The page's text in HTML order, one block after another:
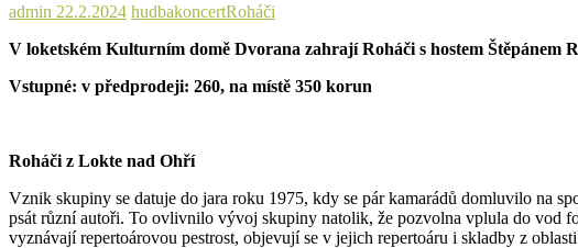
admin 22.2.2024 hudbakoncertRoháči
V loketském Kulturním domě Dvorana zahrají Roháči s hostem Štěpánem
Vstupné: v předprodeji: 260, na místě 350 korun
Roháči z Lokte nad Ohří
Vznik skupiny se datuje do jara roku 1975, kdy se pár kamarádů domluvilo na
psát různí autoři. To ovlivnilo vývoj skupiny natolik, že pozvolna vplula do vod
vyznávají repertoárovou pestrost, objevují se v jejich repertoáru i skladby z